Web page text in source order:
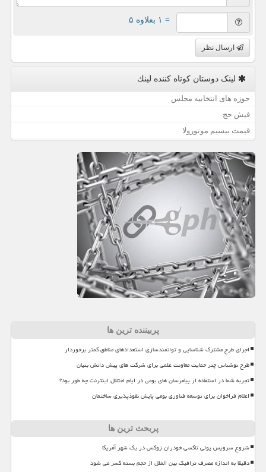
= ۱ بعلاوه ۵
ارسال نظر
لینک دوستان كوتاه كننده لینك
حوزه های انتخابیه مجلس
فیش حج
قیمت بیسیم موتورولا
پربیننده ترین ها
اجرای طرح مشترک شناسایی و توانمندسازی استعدادهای مناطق کمتر برخوردار
طرح نوشناس چتر حمایت معاونت علمی برای شرکت های پیش دانش بنیان
تجربه شما در استفاده از پیامرسان های بومی در ایام اختلال اینترنت چه طور بود؟
اعلام فراخوان برای توسعه فناوری بومی پایش نفوذپذیری ساختمان
پربحث ترین ها
شروع سرویس پولی تاکسی خودران زوکس در یک شهر آمریکا
دقیقا به اندازه مصرف ترافیک بین الملل از حجم بسته کسر می شود